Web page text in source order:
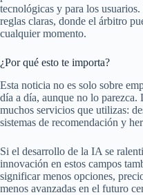
tecnológicas y para los
reglas claras, donde el árbitro
cualquier momento.
¿Por qué esto te importa?
Esta noticia no es solo sobre
día a día, aunque no lo parezca.
muchos servicios que utilizas:
sistemas de recomendación y
Si el desarrollo de la IA se
innovación en estos campos
significar menos opciones,
menos avanzadas en el futuro